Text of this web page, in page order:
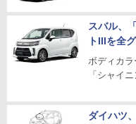
スバル、
トIIIを全
ボディカラ
「シャイ
ダイハツ